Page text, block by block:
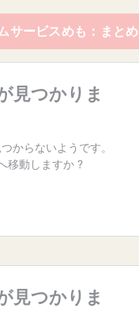
サービスめも：まとめ